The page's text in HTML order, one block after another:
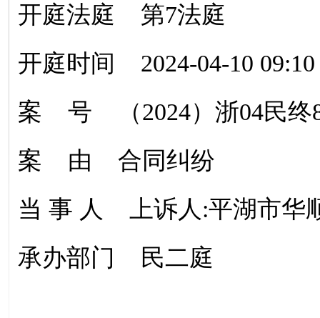
开庭法庭 第7法庭
开庭时间 2024-04-10 09:10
案 号 （2024）浙04民终
案 由 合同纠纷
当 事 人 上诉人:平湖市华
承办部门 民二庭